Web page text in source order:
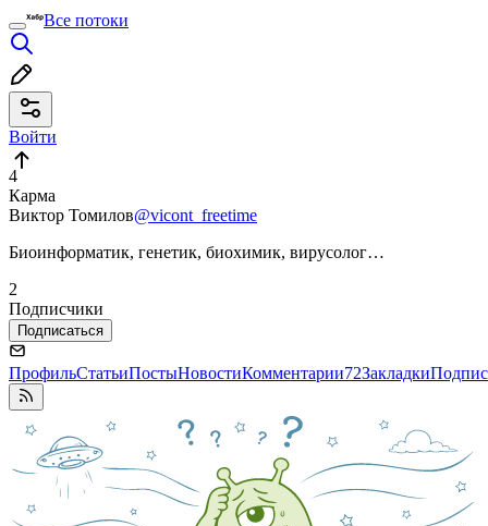
Все потоки
Войти
4
Карма
Виктор Томилов@vicont_freetime
Биоинформатик, генетик, биохимик, вирусолог…
2
Подписчики
Подписаться
ПрофильСтатьиПостыНовостиКомментарии72Закладки